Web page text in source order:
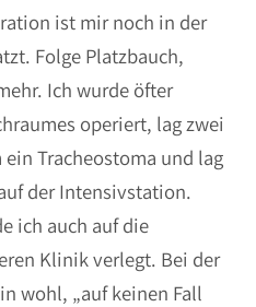
ist mir noch in der
Folge Platzbauch,
Ich wurde öfter
operiert, lag zwei
Tracheostoma und lag
der Intensivstation.
ich auch auf die
Klinik verlegt. Bei der
wohl, „auf keinen Fall